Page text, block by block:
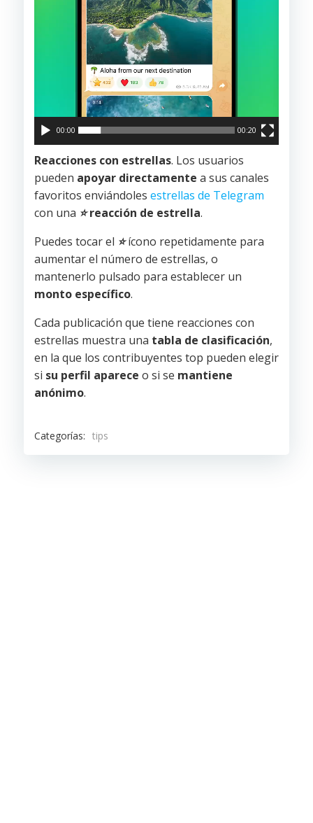
00:00 00:20
Reacciones con estrellas. Los usuarios
pueden apoyar directamente a sus canales
favoritos enviándoles estrellas de Telegram
con una ⭐ reacción de estrella.
Puedes tocar el ⭐ícono repetidamente para
aumentar el número de estrellas, o
mantenerlo pulsado para establecer un
monto específico.
Cada publicación que tiene reacciones con
estrellas muestra una tabla de clasificación,
en la que los contribuyentes top pueden elegir
si su perfil aparece o si se mantiene
anónimo.
Categorías: tips